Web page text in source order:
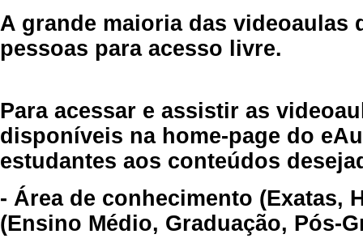
A grande maioria das videoaulas
pessoas para acesso livre.
Para acessar e assistir as
disponíveis na home-page do
estudantes aos conteúdos
- Área de conhecimento (Exatas,
(Ensino Médio, Graduação, Pós-